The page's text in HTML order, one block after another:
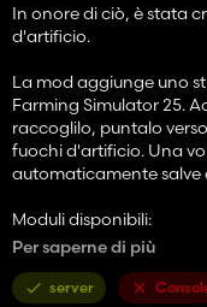
In onore di ciò, è stata
d'artificio.
La mod aggiunge uno
Farming Simulator 25.
raccoglilo, puntalo
fuochi d'artificio. Una
automaticamente
Moduli disponibili:
Anello
Per saperne di più
server